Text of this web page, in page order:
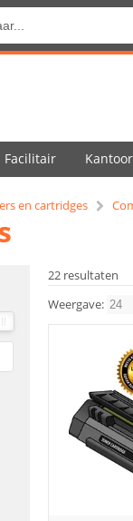
Facilitair
en cartridges
22 resultaten
Weergave: